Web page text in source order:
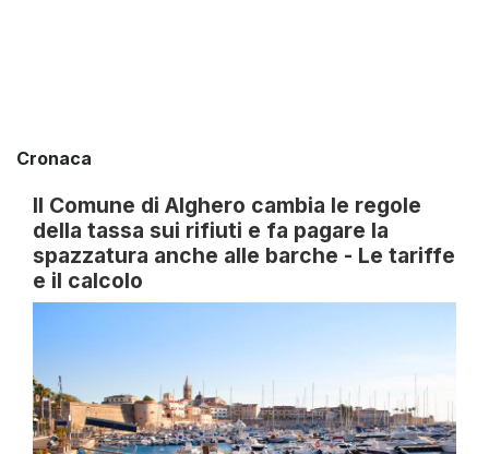
Cronaca
Il Comune di Alghero cambia le regole
della tassa sui rifiuti e fa pagare la
spazzatura anche alle barche - Le tariffe
e il calcolo